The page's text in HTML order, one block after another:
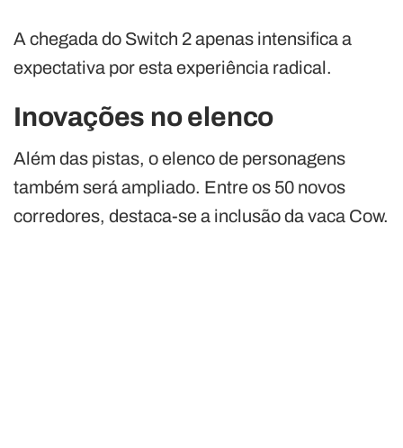
A chegada do Switch 2 apenas intensifica a
expectativa por esta experiência radical.
Inovações no elenco
Além das pistas, o elenco de personagens
também será ampliado. Entre os 50 novos
corredores, destaca-se a inclusão da vaca Cow.